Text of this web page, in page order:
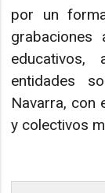
por un
grabaciones
educativos,
entidades
Navarra, con
y colectivos